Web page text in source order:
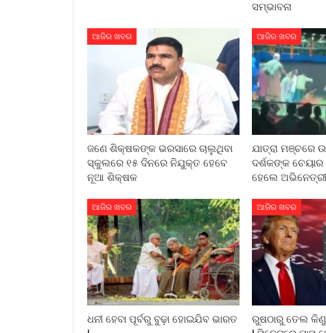
ସମ୍ଭାବନା
ଆଜିର ଖବର
ଜଣେ ଶିକ୍ଷକଙ୍କ ଭରସାରେ ଚାଲୁଥିବା
ସ୍କୁଲରେ ୧୫ ଦିନରେ ନିଯୁକ୍ତ ହେବେ
ନୂଆ ଶିକ୍ଷକ
ଆଜିର ଖବର
ଯାତ୍ରା ମଞ୍ଚରେ
ଦର୍ଶକଙ୍କ
ହେଲେ ଅଭିନେତ୍ରୀ
ଆଜିର ଖବର
ଧନୀ ହେବା ପୂର୍ବରୁ ବୁଢ଼ା ହୋଇଯିବ ଭାରତ
ଆଜିର ଖବର
ରୁଷଠାରୁ ତେଲ